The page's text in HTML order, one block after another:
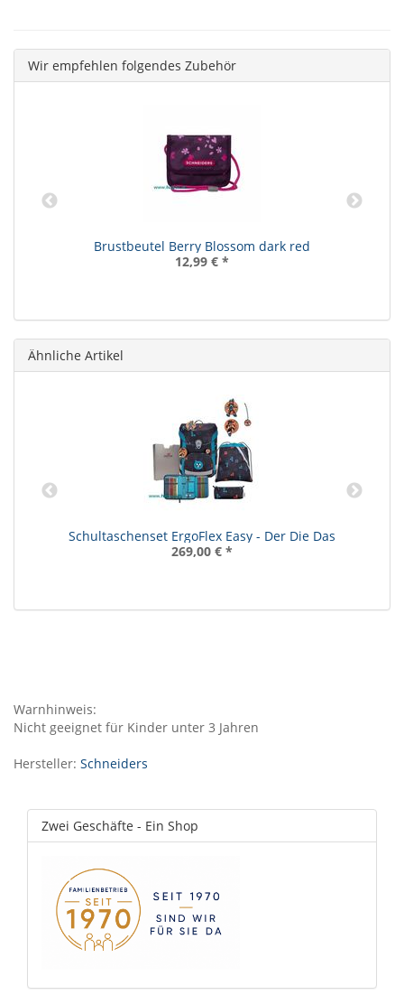
Wir empfehlen folgendes Zubehör
Brustbeutel Berry Blossom dark red
12,99 € *
Ähnliche Artikel
Schultaschenset ErgoFlex Easy - Der Die Das
269,00 € *
Warnhinweis:
Nicht geeignet für Kinder unter 3 Jahren
Hersteller: Schneiders
Zwei Geschäfte - Ein Shop